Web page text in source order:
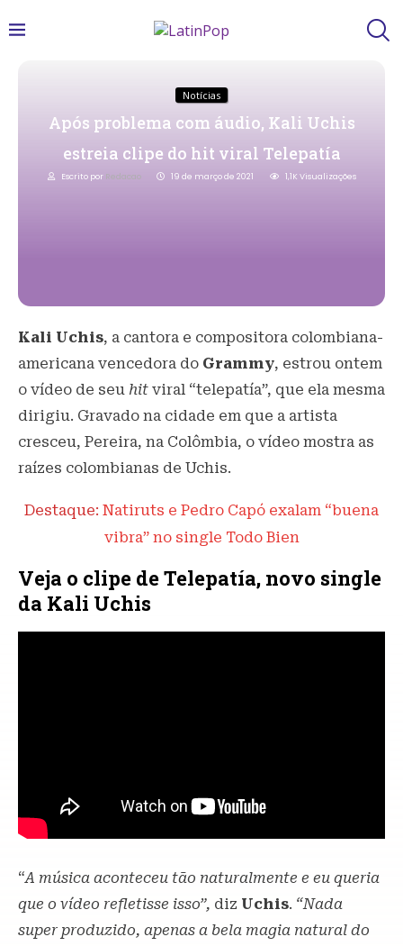
Notícias
Após problema com áudio, Kali Uchis
estreia clipe do hit viral Telepatía
Escrito por Redacao 19 de março de 2021 1,1K Visualizações
Kali Uchis, a cantora e compositora colombiana-
americana vencedora do Grammy, estrou ontem
o vídeo de seu hit viral “telepatía”, que ela mesma
dirigiu. Gravado na cidade em que a artista
cresceu, Pereira, na Colômbia, o vídeo mostra as
raízes colombianas de Uchis.
Destaque: Natiruts e Pedro Capó exalam “buena
vibra” no single Todo Bien
Veja o clipe de Telepatía, novo single
da Kali Uchis
“A música aconteceu tão naturalmente e eu queria
que o vídeo refletisse isso”, diz Uchis. “Nada
super produzido, apenas a bela magia natural do